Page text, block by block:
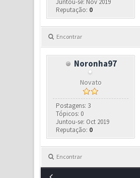
Juntou-se: Nov 2019
Reputação: 0
Encontrar
Noronha97
Novato
Postagens: 3
Tópicos: 0
Juntou-se: Oct 2019
Reputação: 0
Encontrar